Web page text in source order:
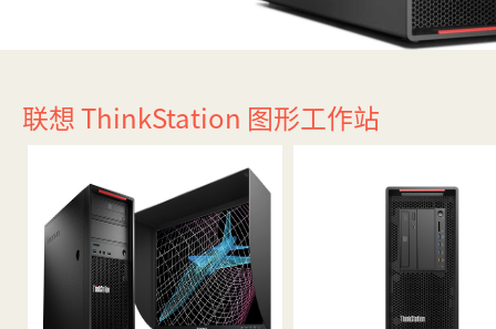
联想 ThinkStation 图形工作站